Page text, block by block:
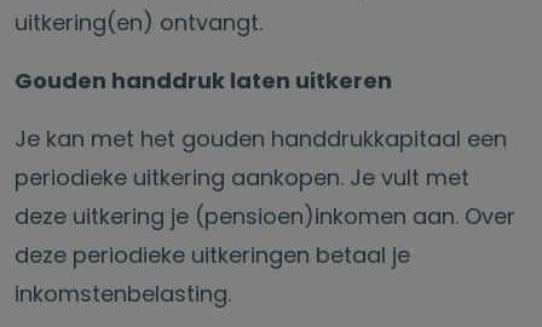
uitkering(en) ontvangt.
Gouden handdruk laten uitkeren
Je kan met het gouden handdrukkapitaal een
periodieke uitkering aankopen. Je vult met
deze uitkering je (pensioen)inkomen aan. Over
deze periodieke uitkeringen betaal je
inkomstenbelasting.